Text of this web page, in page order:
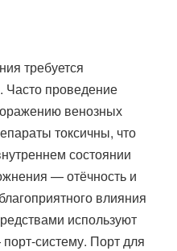
требуется
Часто проведение
венозных
токсичны, что
состоянии
— отёчность и
влияния
используют
систему. Порт для